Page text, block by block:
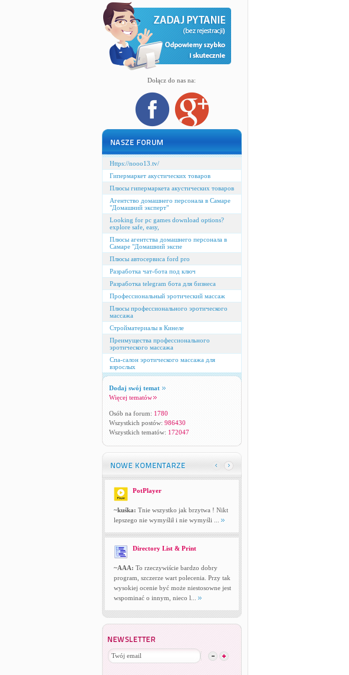
Dołącz do nas na:
Https://nooo13.tv/
Гипермаркет акустических товаров
Плюсы гипермаркета акустических товаров
Агентство домашнего персонала в Самаре
"Домашний эксперт"
Looking for pc games download options?
explore safe, easy,
Плюсы агентства домашнего персонала в
Самаре "Домашний экспе
Плюсы автосервиса ford pro
Разработка чат-бота под ключ
Разработка telegram бота для бизнеса
Профессиональный эротический массаж
Плюсы профессионального эротического
массажа
Стройматериалы в Кинеле
Преимущества профессионального
эротического массажа
Спа-салон эротического массажа для
взрослых
Dodaj swój temat
Więcej tematów
Osób na forum: 1780
Wszystkich postów: 986430
Wszystkich tematów: 172047
PotPlayer
~kuśka: Tnie wszystko jak brzytwa ! Nikt
lepszego nie wymyślił i nie wymyśli ...
Directory List & Print
~AAA: To rzeczywiście bardzo dobry
program, szczerze wart polecenia. Przy tak
wysokiej ocenie być może niestosowne jest
wspominać o innym, nieco l...